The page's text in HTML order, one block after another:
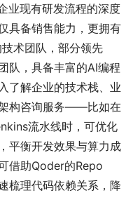
业现有研发流程的深度
具备销售能力，更拥有
术团队，部分领先
队，具备丰富的AI编程
了解企业的技术栈、业
构咨询服务——比如在
流水线时，可优化
平衡开发效果与算力成
借助Qoder的Repo
梳理代码依赖关系，降